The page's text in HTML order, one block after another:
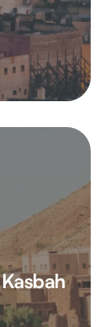
dati web,
combinarle
che hanno